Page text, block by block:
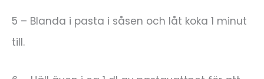
5 – Blanda i pasta i såsen och låt koka 1 minut
till.